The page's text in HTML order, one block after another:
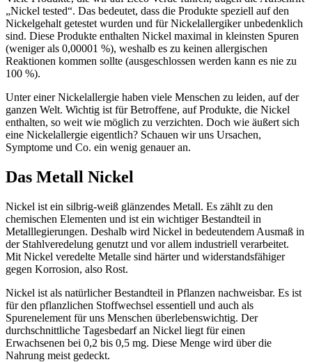
„Nickel tested“. Das bedeutet, dass die Produkte speziell auf den
Nickelgehalt getestet wurden und für Nickelallergiker unbedenklich
sind. Diese Produkte enthalten Nickel maximal in kleinsten Spuren
(weniger als 0,00001 %), weshalb es zu keinen allergischen
Reaktionen kommen sollte (ausgeschlossen werden kann es nie zu
100 %).
Unter einer Nickelallergie haben viele Menschen zu leiden, auf der
ganzen Welt. Wichtig ist für Betroffene, auf Produkte, die Nickel
enthalten, so weit wie möglich zu verzichten. Doch wie äußert sich
eine Nickelallergie eigentlich? Schauen wir uns Ursachen,
Symptome und Co. ein wenig genauer an.
Das Metall Nickel
Nickel ist ein silbrig-weiß glänzendes Metall. Es zählt zu den
chemischen Elementen und ist ein wichtiger Bestandteil in
Metalllegierungen. Deshalb wird Nickel in bedeutendem Ausmaß in
der Stahlveredelung genutzt und vor allem industriell verarbeitet.
Mit Nickel veredelte Metalle sind härter und widerstandsfähiger
gegen Korrosion, also Rost.
Nickel ist als natürlicher Bestandteil in Pflanzen nachweisbar. Es ist
für den pflanzlichen Stoffwechsel essentiell und auch als
Spurenelement für uns Menschen überlebenswichtig. Der
durchschnittliche Tagesbedarf an Nickel liegt für einen
Erwachsenen bei 0,2 bis 0,5 mg. Diese Menge wird über die
Nahrung meist gedeckt.